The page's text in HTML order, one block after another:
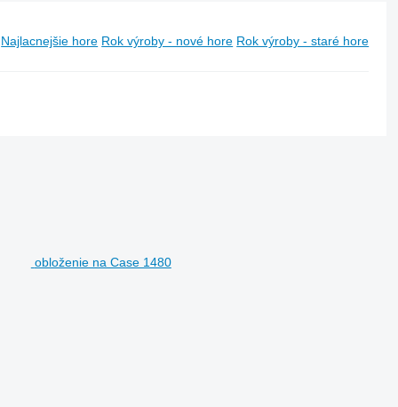
Najlacnejšie hore Rok výroby - nové hore Rok výroby - staré hore
obloženie na Case 1480